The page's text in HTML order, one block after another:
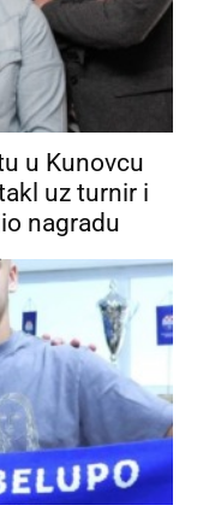
u Kunovcu
uz turnir i
nagradu